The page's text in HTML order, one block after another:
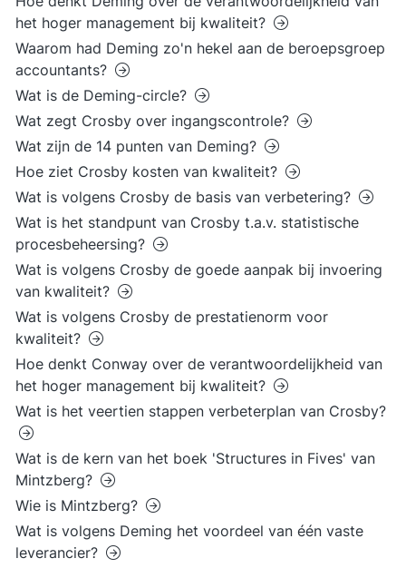
het hoger management bij kwaliteit?
Waarom had Deming zo'n hekel aan de beroepsgroep
accountants?
Wat is de Deming-circle?
Wat zegt Crosby over ingangscontrole?
Wat zijn de 14 punten van Deming?
Hoe ziet Crosby kosten van kwaliteit?
Wat is volgens Crosby de basis van verbetering?
Wat is het standpunt van Crosby t.a.v. statistische
procesbeheersing?
Wat is volgens Crosby de goede aanpak bij invoering
van kwaliteit?
Wat is volgens Crosby de prestatienorm voor
kwaliteit?
Hoe denkt Conway over de verantwoordelijkheid van
het hoger management bij kwaliteit?
Wat is het veertien stappen verbeterplan van Crosby?
Wat is de kern van het boek 'Structures in Fives' van
Mintzberg?
Wie is Mintzberg?
Wat is volgens Deming het voordeel van één vaste
leverancier?